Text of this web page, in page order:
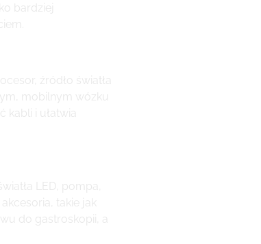
bardziej
źródło światła
mobilnym wózku
i ułatwia
LED, pompa,
takie jak
do gastroskopii, a